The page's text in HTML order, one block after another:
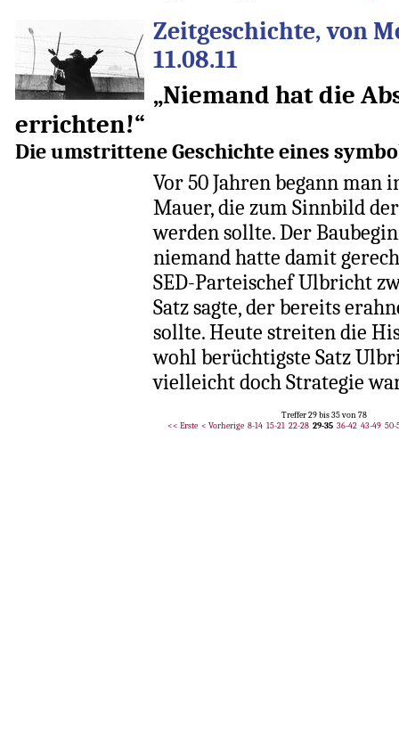
Zeitgeschichte, von
11.08.11
„Niemand hat die
errichten!“
Die umstrittene Geschichte eines
Vor 50 Jahren begann
Mauer, die zum Sinnbild
werden sollte. Der
niemand hatte damit
SED-Parteischef Ulbricht
Satz sagte, der bereits
sollte. Heute streiten die
wohl berüchtigste Satz
vielleicht doch Strategie
Treffer 29 bis 35 von 78
<< Erste < Vorherige 8-14 15-21 22-28 29-35 36-42 43-49 50-